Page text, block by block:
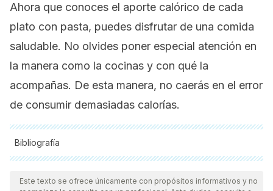
Ahora que conoces el aporte calórico de cada
plato con pasta, puedes disfrutar de una comida
saludable. No olvides poner especial atención en
la manera como la cocinas y con qué la
acompañas. De esta manera, no caerás en el error
de consumir demasiadas calorías.
Bibliografía
Todas las fuentes citadas fueron revisadas a profundidad por
nuestro equipo, para asegurar su calidad, confiabilidad,
Este texto se ofrece únicamente con propósitos informativos y no